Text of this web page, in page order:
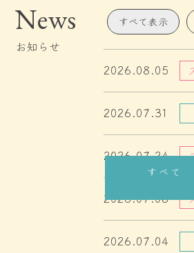
すべて
News
お知らせ
すべて表示
2026.08.05
2026.07.31
2026.07.24
2026.07.08
2026.07.04